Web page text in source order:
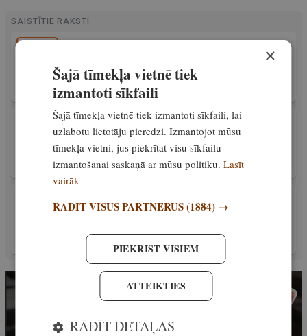
SAISTĪTIE RAKSTI
PIEREDZE
Skaidro Valsts meža dienests
Ekskluzīvi 1. jūnijs, 2022
PIEREDZE
Kā aizvadīta 2021./2022. gada pārnadžu
medību sezona?
Ekskluzīvi 31. maijs, 2022
Stirnāžu medību sezona. Principi, kā medīt
28. maijs, 2022
×
Šajā tīmekļa vietnē tiek
izmantoti sīkfaili
Šajā tīmekļa vietnē tiek izmantoti sīkfaili, lai
uzlabotu lietotāju pieredzi. Izmantojot mūsu
tīmekļa vietni, jūs piekrītat visu sīkfailu
izmantošanai saskaņā ar mūsu politiku.Lasīt
vairāk
RĀDĪT VISUS PARTNERUS(1884) →
PIEKRIST VISIEM
ATTEIKTIES
RĀDĪT DETAĻAS